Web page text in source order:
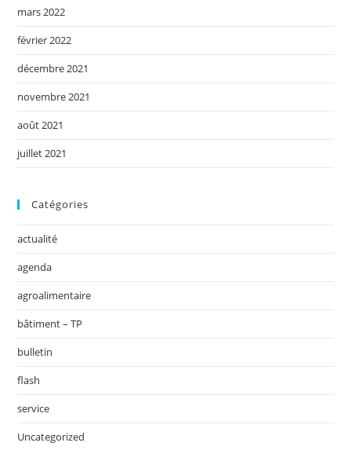
mars 2022
février 2022
décembre 2021
novembre 2021
août 2021
juillet 2021
Catégories
actualité
agenda
agroalimentaire
bâtiment – TP
bulletin
flash
service
Uncategorized